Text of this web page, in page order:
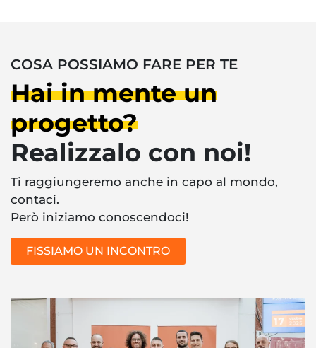
COSA POSSIAMO FARE PER TE
Hai in mente un
progetto?
Realizzalo con noi!
Ti raggiungeremo anche in capo al mondo,
contaci.
Però iniziamo conoscendoci!
FISSIAMO UN INCONTRO